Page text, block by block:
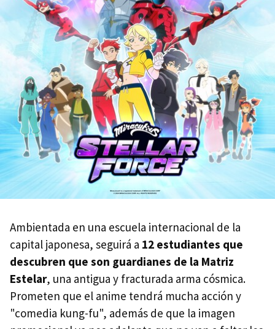
Ambientada en una escuela internacional de la
capital japonesa, seguirá a 12 estudiantes que
descubren que son guardianes de la Matriz
Estelar, una antigua y fracturada arma cósmica.
Prometen que el anime tendrá mucha acción y
"comedia kung-fu", además de que la imagen